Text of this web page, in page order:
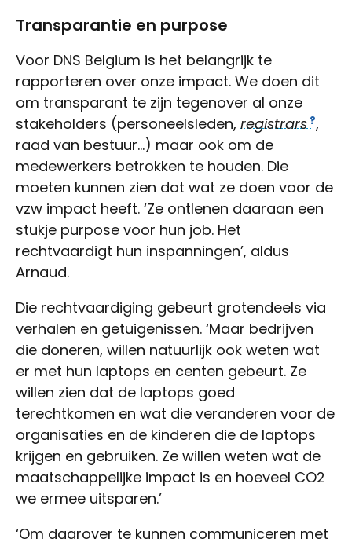
Transparantie en purpose
Voor DNS Belgium is het belangrijk te
rapporteren over onze impact. We doen dit
om transparant te zijn tegenover al onze
stakeholders (personeelsleden, registrars,
raad van bestuur…) maar ook om de
medewerkers betrokken te houden. Die
moeten kunnen zien dat wat ze doen voor de
vzw impact heeft. ‘Ze ontlenen daaraan een
stukje purpose voor hun job. Het
rechtvaardigt hun inspanningen’, aldus
Arnaud.
Die rechtvaardiging gebeurt grotendeels via
verhalen en getuigenissen. ‘Maar bedrijven
die doneren, willen natuurlijk ook weten wat
er met hun laptops en centen gebeurt. Ze
willen zien dat de laptops goed
terechtkomen en wat die veranderen voor de
organisaties en de kinderen die de laptops
krijgen en gebruiken. Ze willen weten wat de
maatschappelijke impact is en hoeveel CO2
we ermee uitsparen.’
‘Om daarover te kunnen communiceren met